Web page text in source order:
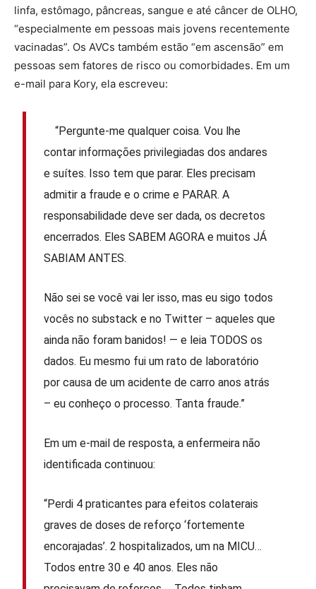
linfa, estômago, pâncreas, sangue e até câncer de OLHO,
“especialmente em pessoas mais jovens recentemente
vacinadas”. Os AVCs também estão “em ascensão” em
pessoas sem fatores de risco ou comorbidades. Em um
e-mail para Kory, ela escreveu:
“Pergunte-me qualquer coisa. Vou lhe
contar informações privilegiadas dos andares
e suítes. Isso tem que parar. Eles precisam
admitir a fraude e o crime e PARAR. A
responsabilidade deve ser dada, os decretos
encerrados. Eles SABEM AGORA e muitos JÁ
SABIAM ANTES.
Não sei se você vai ler isso, mas eu sigo todos
vocês no substack e no Twitter – aqueles que
ainda não foram banidos! — e leia TODOS os
dados. Eu mesmo fui um rato de laboratório
por causa de um acidente de carro anos atrás
– eu conheço o processo. Tanta fraude.”
Em um e-mail de resposta, a enfermeira não
identificada continuou:
“Perdi 4 praticantes para efeitos colaterais
graves de doses de reforço ‘fortemente
encorajadas’. 2 hospitalizados, um na MICU…
Todos entre 30 e 40 anos. Eles não